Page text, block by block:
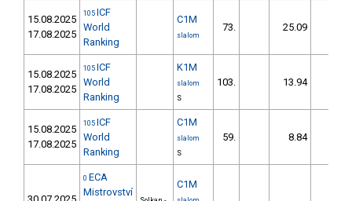
15.08.2025
17.08.2025
105 ICF
World
Ranking
C1M
slalom
73. 25.09
15.08.2025
17.08.2025
105 ICF
World
Ranking
K1M
slalom
S
103. 13.94
15.08.2025
17.08.2025
105 ICF
World
Ranking
C1M
slalom
S
59. 8.84
0 ECA
Mistrovství
C1M